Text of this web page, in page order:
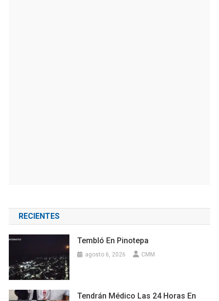
RECIENTES
Tembló En Pinotepa
agosto 6, 2026 CMM
Tendrán Médico Las 24 Horas En